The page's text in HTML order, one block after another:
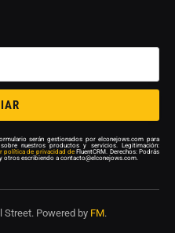
serán gestionados por elconejows.com para
nuestros productos y servicios. Legitimación:
política de privacidad de FluentCRM. Derechos: Podrás
otros escribiendo a contacto@elconejows.com.
Street. Powered by FM.